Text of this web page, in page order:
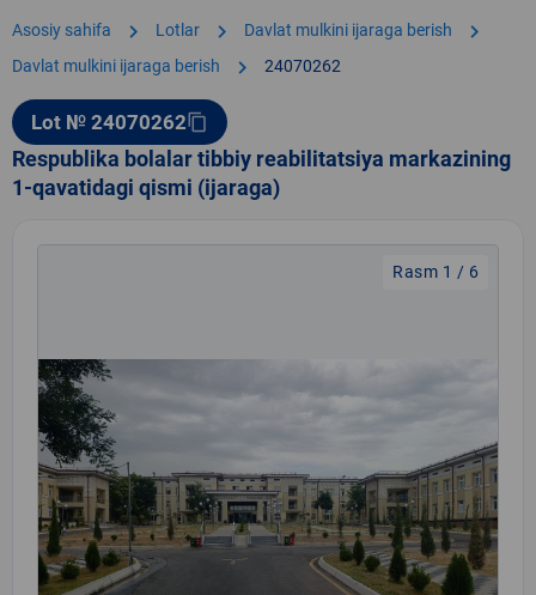
Asosiy sahifa chevron_right Lotlar chevron_right Davlat mulkini ijaraga berish chevron_right
Davlat mulkini ijaraga berish chevron_right 24070262
Lot № 24070262content_copy
Respublika bolalar tibbiy reabilitatsiya markazining
1-qavatidagi qismi (ijaraga)
Rasm 1 / 6